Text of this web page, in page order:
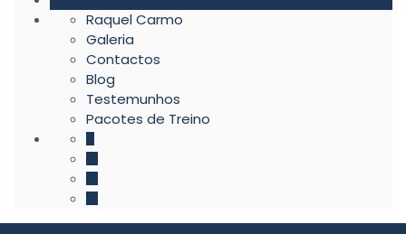
Raquel Carmo
Galeria
Contactos
Blog
Testemunhos
Pacotes de Treino